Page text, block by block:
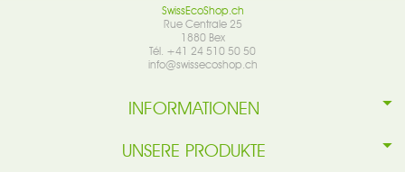
SwissEcoShop.ch
Rue Centrale 25
1880 Bex
Tél. +41 24 510 50 50
info@swissecoshop.ch
INFORMATIONEN
UNSERE PRODUKTE